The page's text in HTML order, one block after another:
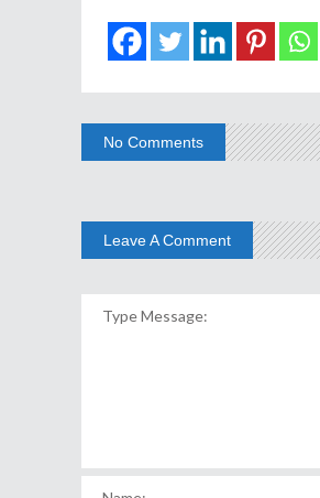
No Comments
Leave A Comment